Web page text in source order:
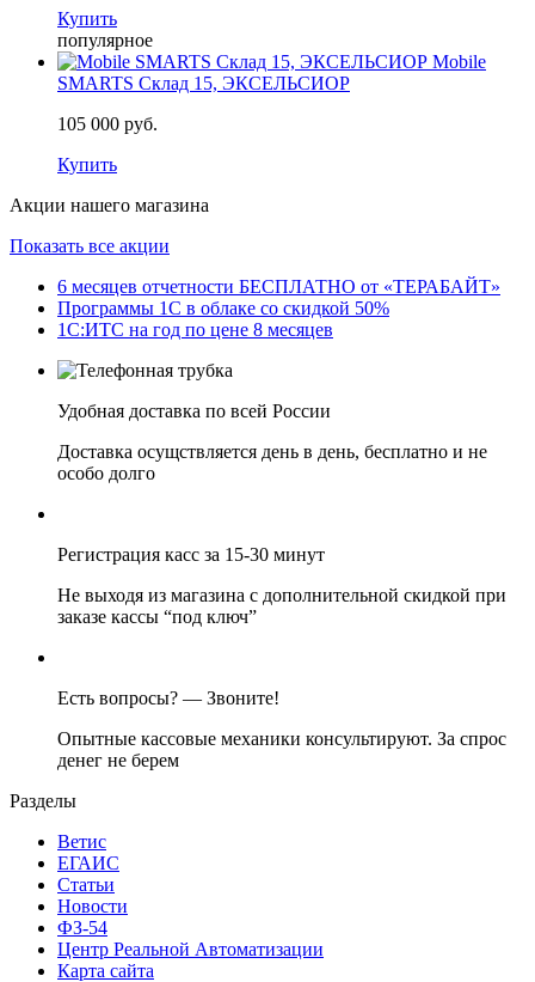
Купить
популярное
Mobile
SMARTS Склад 15, ЭКСЕЛЬСИОР
105 000 руб.
Купить
Акции нашего магазина
Показать все акции
6 месяцев отчетности БЕСПЛАТНО от «ТЕРАБАЙТ»
Программы 1С в облаке со скидкой 50%
1С:ИТС на год по цене 8 месяцев
Удобная доставка по всей России
Доставка осущствляется день в день, бесплатно и не
особо долго
Регистрация касс за 15-30 минут
Не выходя из магазина с дополнительной скидкой при
заказе кассы “под ключ”
Есть вопросы? — Звоните!
Опытные кассовые механики консультируют. За спрос
денег не берем
Разделы
Ветис
ЕГАИС
Статьи
Новости
ФЗ-54
Центр Реальной Автоматизации
Карта сайта